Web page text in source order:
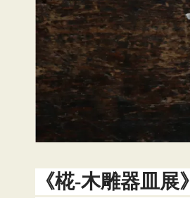
《椛-木雕器皿展》